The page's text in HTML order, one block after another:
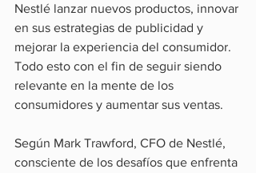
Nestlé lanzar nuevos productos, innovar
en sus estrategias de publicidad y
mejorar la experiencia del consumidor.
Todo esto con el fin de seguir siendo
relevante en la mente de los
consumidores y aumentar sus ventas.
Según Mark Trawford, CFO de Nestlé,
consciente de los desafíos que enfrenta